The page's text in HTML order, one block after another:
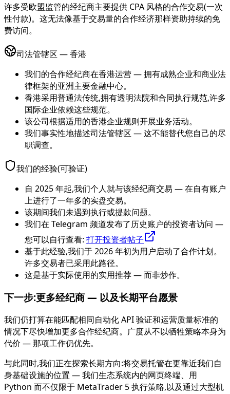
许多受欧盟监管的经纪商主要提供 CPA 风格的合作交易(一次
性付款)。这无法像基于交易量的合作经济那样资助持续的免
费访问。
司法管辖区 — 香港
我们的合作经纪商在香港运营 — 拥有成熟企业和商业法
律框架的亚洲主要金融中心。
香港采用普通法传统,拥有透明法院和合同执行规范,许多
国际企业依赖这些规范。
该公司根据适用的香港企业规则开展业务活动。
我们事实性地描述司法管辖区 — 这不能替代您自己的尽
职调查。
我们的经验(可验证)
自 2025 年起,我们个人就与该经纪商交易 — 在自有账户
上进行了一年多的实盘交易。
该期间我们未遇到执行或提款问题。
我们在 Telegram 频道发布了历史账户的投资者访问 —
您可以自行查看: 打开投资者帖子
基于此经验,我们于 2026 年初为用户启动了合作计划。
许多交易者已采用此路径。
这是基于实际使用的实用推荐 — 而非炒作。
下一步:更多经纪商 — 以及长期平台愿景
我们仍打算在能匹配相同自动化 API 验证和运营质量标准的
情况下尽快增加更多合作经纪商。广度从不以牺牲策略本身为
代价 — 那项工作仍优先。
与此同时,我们正在探索长期方向:将交易托管在更靠近我们自
身基础设施的位置 — 我们生态系统内的网页终端、用
Python 而不仅限于 MetaTrader 5 执行策略,以及通过大型机